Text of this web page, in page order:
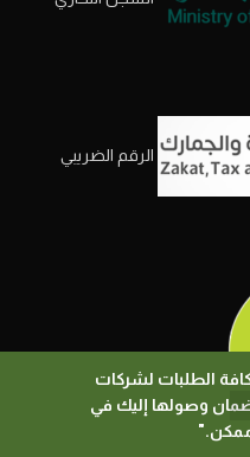
الطلبات لشركات
وصولها إليك في
الرقم الضريبي